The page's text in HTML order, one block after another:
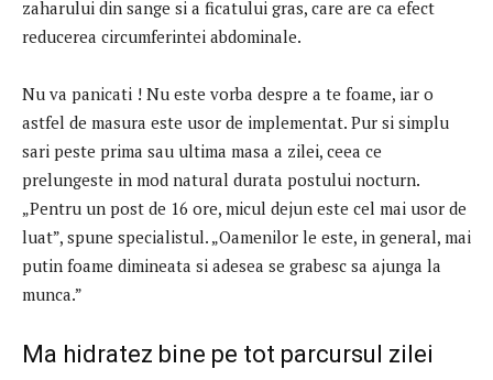
zaharului din sange si a ficatului gras, care are ca efect
reducerea circumferintei abdominale.
Nu va panicati ! Nu este vorba despre a te foame, iar o
astfel de masura este usor de implementat. Pur si simplu
sari peste prima sau ultima masa a zilei, ceea ce
prelungeste in mod natural durata postului nocturn.
„Pentru un post de 16 ore, micul dejun este cel mai usor de
luat”, spune specialistul. „Oamenilor le este, in general, mai
putin foame dimineata si adesea se grabesc sa ajunga la
munca.”
Ma hidratez bine pe tot parcursul zilei